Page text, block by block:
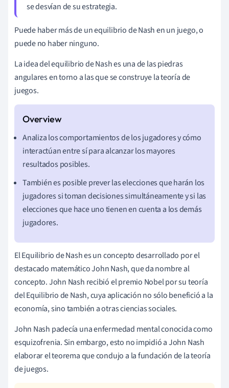
se desvían de su estrategia.
Puede haber más de un equilibrio de Nash en un juego, o
puede no haber ninguno.
La idea del equilibrio de Nash es una de las piedras
angulares en torno a las que se construye la teoría de
juegos.
Analiza los comportamientos de los jugadores y cómo
interactúan entre sí para alcanzar los mayores
resultados posibles.
También es posible prever las elecciones que harán los
jugadores si toman decisiones simultáneamente y si las
elecciones que hace uno tienen en cuenta a los demás
jugadores.
El Equilibrio de Nash es un concepto desarrollado por el
destacado matemático John Nash, que da nombre al
concepto. John Nash recibió el premio Nobel por su teoría
del Equilibrio de Nash, cuya aplicación no sólo benefició a la
economía, sino también a otras ciencias sociales.
John Nash padecía una enfermedad mental conocida como
esquizofrenia. Sin embargo, esto no impidió a John Nash
elaborar el teorema que condujo a la fundación de la teoría
de juegos.